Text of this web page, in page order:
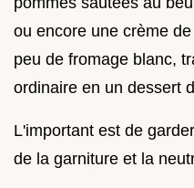
ou encore une crème
peu de fromage blanc,
ordinaire en un dessert
L'important est de
de la garniture et la